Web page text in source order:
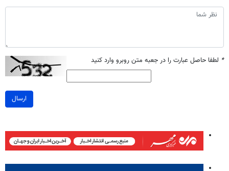
* لطفا حاصل عبارت را در جعبه متن روبرو وارد کنید
ارسال